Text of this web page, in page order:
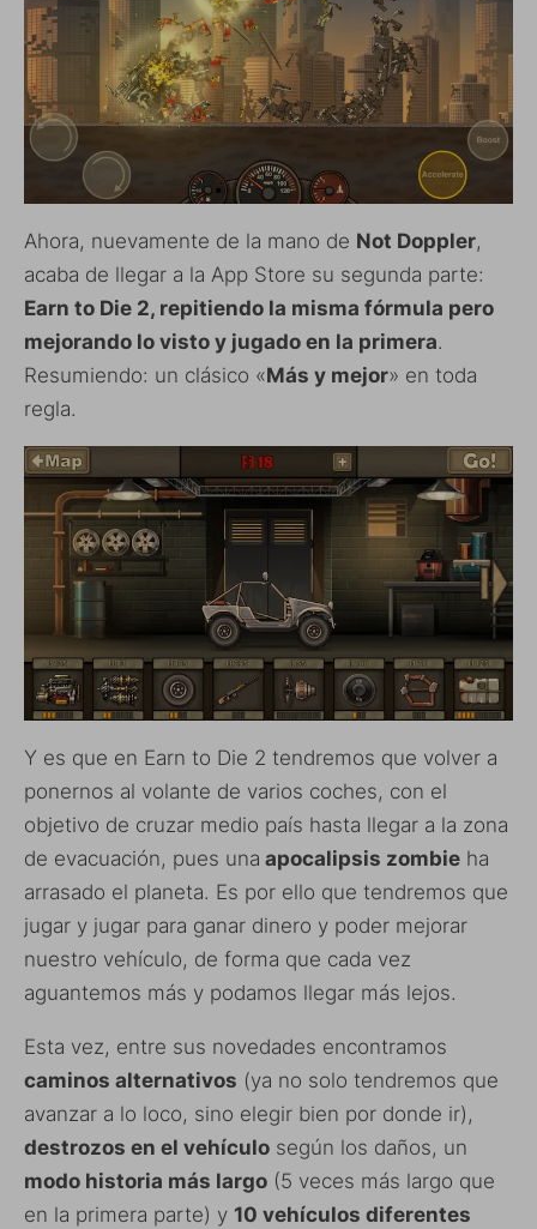
Ahora, nuevamente de la mano de Not Doppler,
acaba de llegar a la App Store su segunda parte:
Earn to Die 2, repitiendo la misma fórmula pero
mejorando lo visto y jugado en la primera.
Resumiendo: un clásico «Más y mejor» en toda
regla.
Y es que en Earn to Die 2 tendremos que volver a
ponernos al volante de varios coches, con el
objetivo de cruzar medio país hasta llegar a la zona
de evacuación, pues una apocalipsis zombie ha
arrasado el planeta. Es por ello que tendremos que
jugar y jugar para ganar dinero y poder mejorar
nuestro vehículo, de forma que cada vez
aguantemos más y podamos llegar más lejos.
Esta vez, entre sus novedades encontramos
caminos alternativos (ya no solo tendremos que
avanzar a lo loco, sino elegir bien por donde ir),
destrozos en el vehículo según los daños, un
modo historia más largo (5 veces más largo que
en la primera parte) y 10 vehículos diferentes